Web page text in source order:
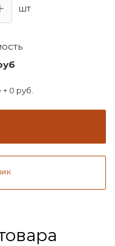
шт
0 руб.